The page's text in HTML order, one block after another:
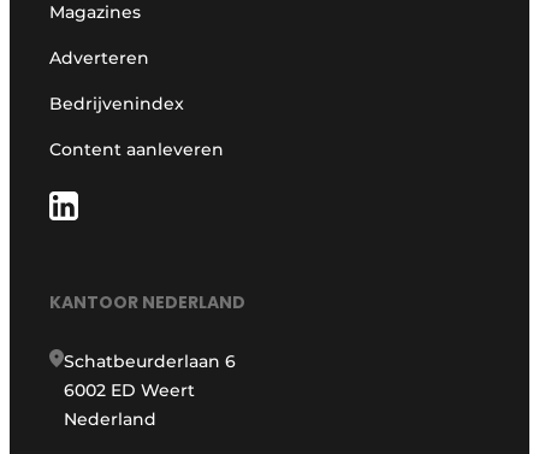
Magazines
Adverteren
Bedrijvenindex
Content aanleveren
KANTOOR NEDERLAND
Schatbeurderlaan 6
6002 ED Weert
Nederland